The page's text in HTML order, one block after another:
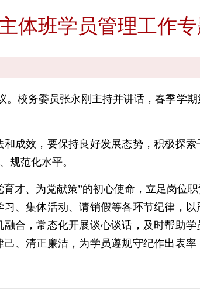
体班学员管理工作
校务委员张永刚主持并讲话，春季学期
效，要保持良好发展态势，积极探索
规范化水平。
、为党献策”的初心使命，立足岗位
、集体活动、请销假等各环节纪律，
合，常态化开展谈心谈话，及时帮助
、清正廉洁，为学员遵规守纪作出表